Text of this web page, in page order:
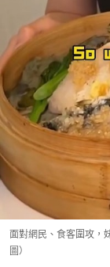
面對網民、食客圍攻，
圖）